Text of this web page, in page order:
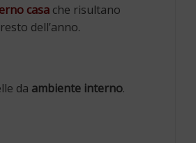
casa che risultano
dell’anno.
da ambiente interno.